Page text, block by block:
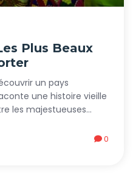
Plus Beaux
un pays
une histoire vieille
les majestueuses
du Nil, il est
sans emporter un
0